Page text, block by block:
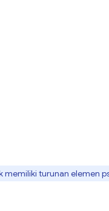
memiliki turunan elemen